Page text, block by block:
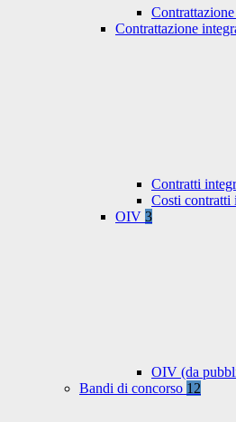
Contrattazione
Contratti
Costi contratti
OIV 3
OIV (da
Bandi di concorso 12